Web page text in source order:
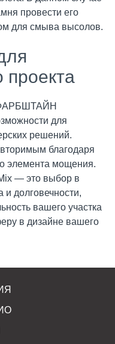
провести его
для смыва высолов.
проекта
ФАРБШТАЙН
для
решений.
благодаря
элемента мощения.
— это выбор в
и долговечности,
вашего участка
в дизайне вашего